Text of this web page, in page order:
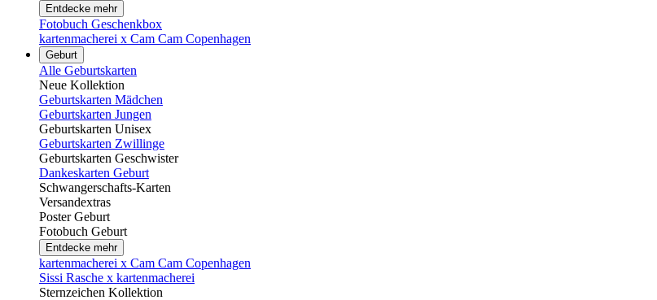
Entdecke mehr
Fotobuch Geschenkbox
kartenmacherei x Cam Cam Copenhagen
Geburt
Alle Geburtskarten
Neue Kollektion
Geburtskarten Mädchen
Geburtskarten Jungen
Geburtskarten Unisex
Geburtskarten Zwillinge
Geburtskarten Geschwister
Dankeskarten Geburt
Schwangerschafts-Karten
Versandextras
Poster Geburt
Fotobuch Geburt
Entdecke mehr
kartenmacherei x Cam Cam Copenhagen
Sissi Rasche x kartenmacherei
Sternzeichen Kollektion